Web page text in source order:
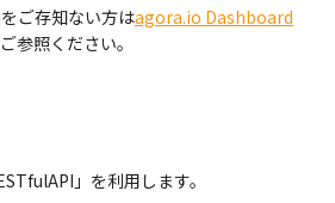
ご存知ない方はagora.io Dashboard
参照ください。
」を利用します。